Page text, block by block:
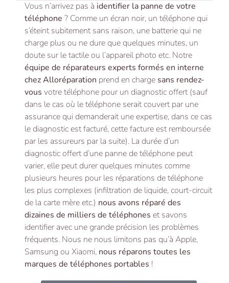
Vous n’arrivez pas à identifier la panne de votre
téléphone ? Comme un écran noir, un téléphone qui
s’éteint subitement sans raison, une batterie qui ne
charge plus ou ne dure que quelques minutes, un
doute sur le tactile ou l’appareil photo etc. Notre
équipe de réparateurs experts formés en interne
chez Alloréparation prend en charge sans rendez-
vous votre téléphone pour un diagnostic offert (sauf
dans le cas où le téléphone serait couvert par une
assurance qui demanderait une expertise, dans ce cas
le diagnostic est facturé, cette facture est remboursée
par les assureurs par la suite). La durée d’un
diagnostic offert d’une panne de téléphone peut
varier, elle peut durer quelques minutes comme
plusieurs heures pour les réparations de téléphone
les plus complexes (infiltration de liquide, court-circuit
de la carte mère etc.) nous avons réparé des
dizaines de milliers de téléphones et savons
identifier avec une grande précision les problèmes
fréquents. Nous ne nous limitons pas qu’à Apple,
Samsung ou Xiaomi, nous réparons toutes les
marques de téléphones portables !